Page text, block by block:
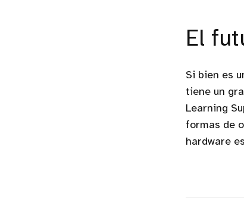
El
Si bien es
tiene un
Learning
formas de
hardware